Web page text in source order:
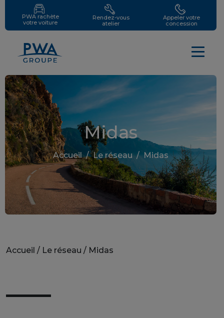
PWA rachète
votre voiture
Rendez-vous
atelier
Appeler votre
concession
Midas
Accueil/Le réseau/ Midas
Accueil / Le réseau / Midas